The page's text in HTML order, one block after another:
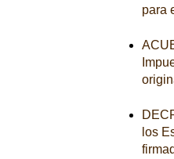
para
los